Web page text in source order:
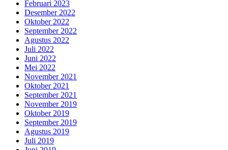
Februari 2023
Desember 2022
Oktober 2022
September 2022
Agustus 2022
Juli 2022
Juni 2022
Mei 2022
November 2021
Oktober 2021
September 2021
November 2019
Oktober 2019
September 2019
Agustus 2019
Juli 2019